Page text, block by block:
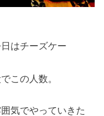
はチーズケー
この人数。
気でやっていきた